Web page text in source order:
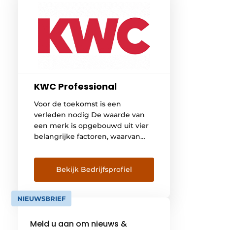
KWC Professional
Voor de toekomst is een
verleden nodig De waarde van
een merk is opgebouwd uit vier
belangrijke factoren, waarvan
waardering er drie zijn. De vierde
en belangrijkste is de kwaliteit,
die over een langere periode
absoluut hoogwaardig en
betrouwbaar moet blijken te zijn.
van een merk worden steeds […]
Bekijk Bedrijfsprofiel
NIEUWSBRIEF
Meld u aan om nieuws &